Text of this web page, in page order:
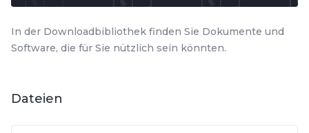
In der Downloadbibliothek finden Sie Dokumente und
Software, die für Sie nützlich sein könnten.
Dateien